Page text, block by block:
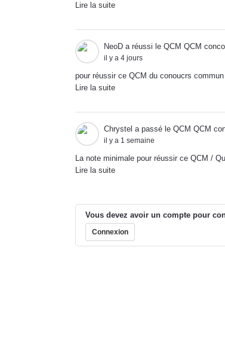
Lire la suite
NeoD a réussi le QCM QCM
il y a 4 jours
pour réussir ce QCM du conoucrs
Lire la suite
Chrystel a passé le QCM QCM
il y a 1 semaine
La note minimale pour réussir ce QCM /
Lire la suite
Vous devez avoir un compte pour
Connexion